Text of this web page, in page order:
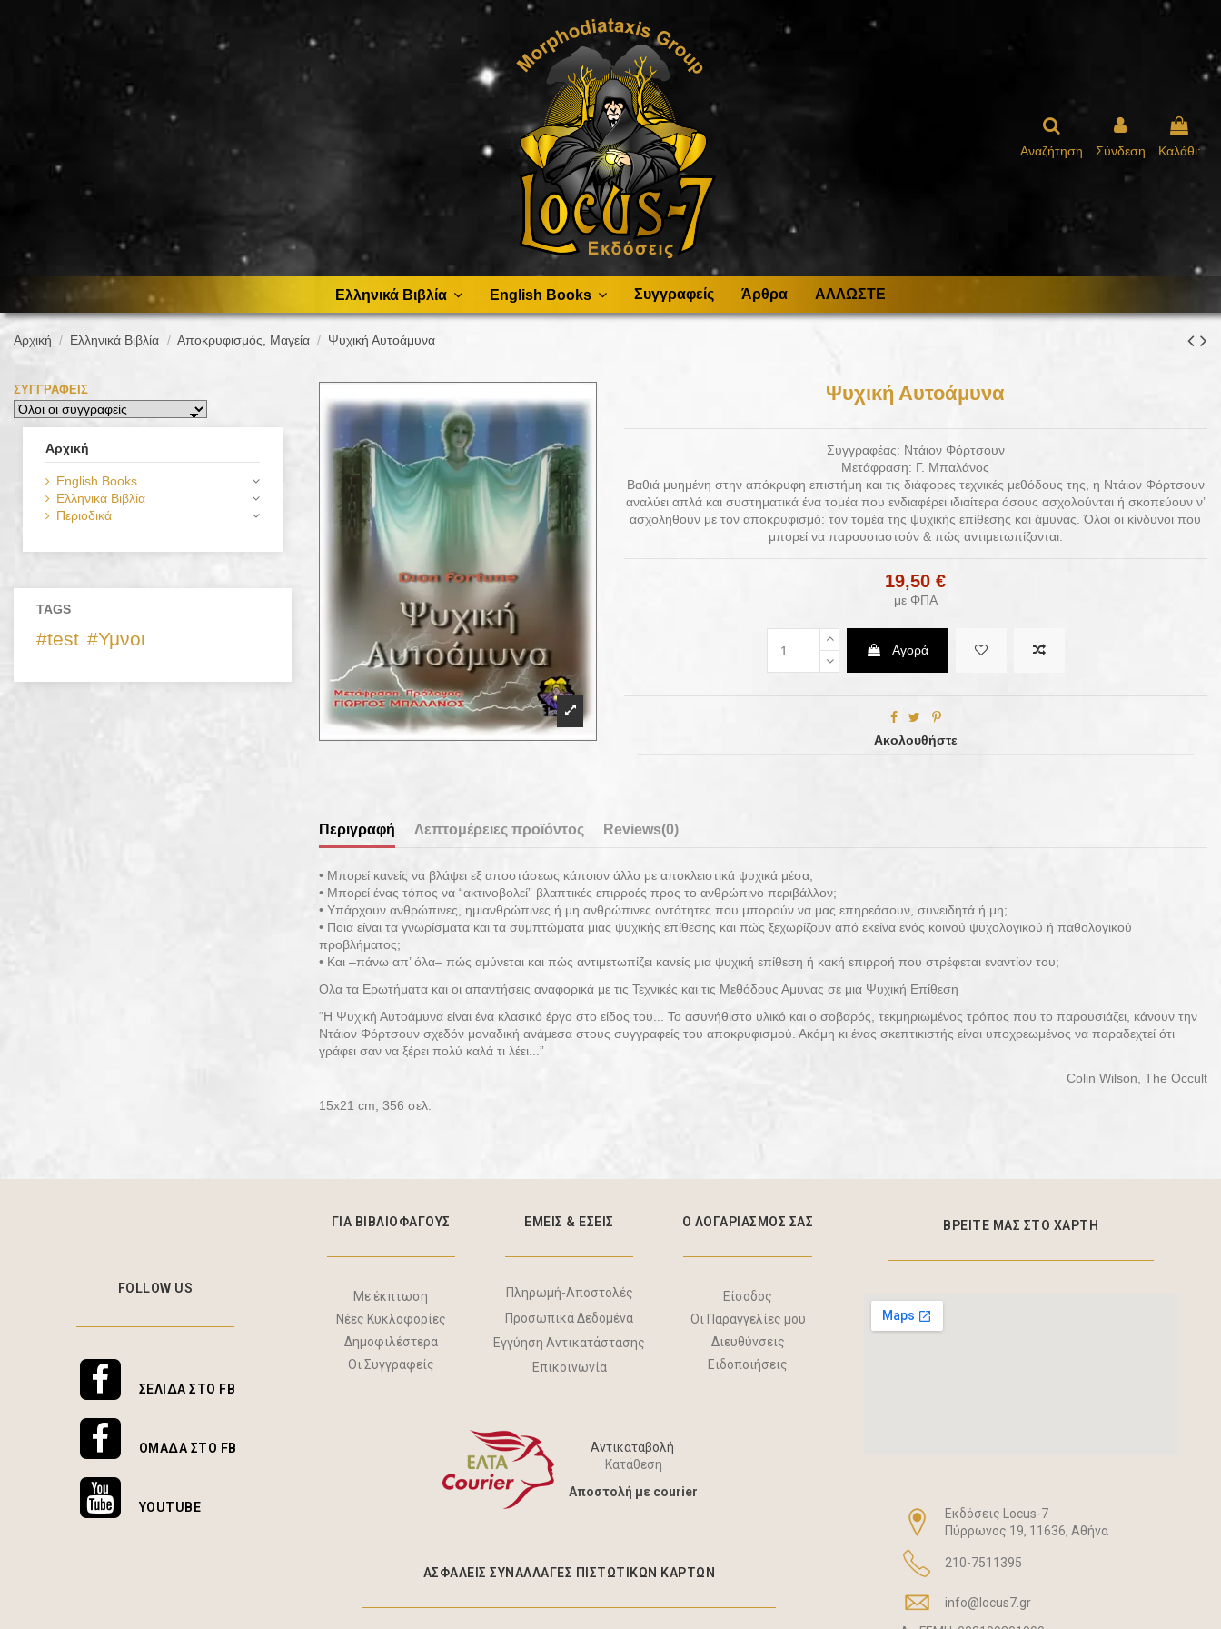
Αναζήτηση Σύνδεση Καλάθι:
Ελληνικά Βιβλία English Books Συγγραφείς Άρθρα ΑΛΛΩΣΤΕ
Αρχική Ελληνικά Βιβλία Αποκρυφισμός, Μαγεία Ψυχική Αυτοάμυνα
Ψυχική Αυτοάμυνα
Συγγραφέας: Ντάιον Φόρτσουν
Μετάφραση: Γ. Μπαλάνος
Βαθιά μυημένη στην απόκρυφη επιστήμη και τις διάφορες τεχνικές μεθόδους της, η Ντάιον Φόρτσουν
αναλύει απλά και συστηματικά ένα τομέα που ενδιαφέρει ιδιαίτερα όσους ασχολούνται ή σκοπεύουν ν’
ασχοληθούν με τον αποκρυφισμό: τον τομέα της ψυχικής επίθεσης και άμυνας. Όλοι οι κίνδυνοι που
μπορεί να παρουσιαστούν & πώς αντιμετωπίζονται.
19,50 €
με ΦΠΑ
Αγορά
Ακολουθήστε
Περιγραφή Λεπτομέρειες προϊόντος Reviews(0)
• Μπορεί κανείς να βλάψει εξ αποστάσεως κάποιον άλλο με αποκλειστικά ψυχικά μέσα;
• Μπορεί ένας τόπος να “ακτινοβολεί” βλαπτικές επιρροές προς το ανθρώπινο περιβάλλον;
• Υπάρχουν ανθρώπινες, ημιανθρώπινες ή μη ανθρώπινες οντότητες που μπορούν να μας επηρεάσουν, συνειδητά ή μη;
• Ποια είναι τα γνωρίσματα και τα συμπτώματα μιας ψυχικής επίθεσης και πώς ξεχωρίζουν από εκείνα ενός κοινού ψυχολογικού ή παθολογικού
προβλήματος;
• Και –πάνω απ’ όλα– πώς αμύνεται και πώς αντιμετωπίζει κανείς μια ψυχική επίθεση ή κακή επιρροή που στρέφεται εναντίον του;
Ολα τα Ερωτήματα και οι απαντήσεις αναφορικά με τις Τεχνικές και τις Μεθόδους Αμυνας σε μια Ψυχική Επίθεση
“Η Ψυχική Αυτοάμυνα είναι ένα κλασικό έργο στο είδος του... Το ασυνήθιστο υλικό και ο σοβαρός, τεκμηριωμένος τρόπος που το παρουσιάζει, κάνουν την
Ντάιον Φόρτσουν σχεδόν μοναδική ανάμεσα στους συγγραφείς του αποκρυφισμού. Ακόμη κι ένας σκεπτικιστής είναι υποχρεωμένος να παραδεχτεί ότι
γράφει σαν να ξέρει πολύ καλά τι λέει...”
Colin Wilson, The Occult
15x21 cm, 356 σελ.
ΣΥΓΓΡΑΦΕΊΣ
Αρχική
English Books
Ελληνικά Βιβλία
Περιοδικά
TAGS
test Υμνοι
FOLLOW US
ΣΕΛΊΔΑ ΣΤΟ FB
ΟΜΆΔΑ ΣΤΟ FB
YOUTUBE
ΓΙΑ ΒΙΒΛΙΟΦΑΓΟΥΣ
Με έκπτωση
Νέες Κυκλοφορίες
Δημοφιλέστερα
Οι Συγγραφείς
ΕΜΕΙΣ & EΣΕΙΣ
Πληρωμή-Αποστολές
Προσωπικά Δεδομένα
Εγγύηση Αντικατάστασης
Επικοινωνία
Ο ΛΟΓΑΡΙΑΣΜΟΣ ΣΑΣ
Είσοδος
Οι Παραγγελίες μου
Διευθύνσεις
Ειδοποιήσεις
Αντικαταβολή
Κατάθεση
Aποστολή με courier
ΑΣΦΑΛΕΊΣ ΣΥΝΑΛΛΑΓΈΣ ΠΙΣΤΩΤΙΚΩΝ ΚΑΡΤΩΝ
ΒΡΕΙΤΕ ΜΑΣ ΣΤΟ ΧΑΡΤΗ
Eκδόσεις Locus-7
Πύρρωνος 19, 11636, Αθήνα
210-7511395
info@locus7.gr